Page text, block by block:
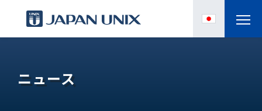
IPC
ニュース